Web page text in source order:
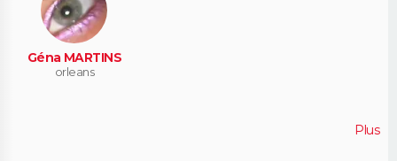
Géna MARTINS
orleans
Plus